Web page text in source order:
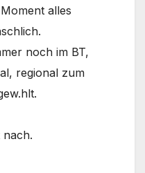
alles
noch im BT,
regional zum
nach.